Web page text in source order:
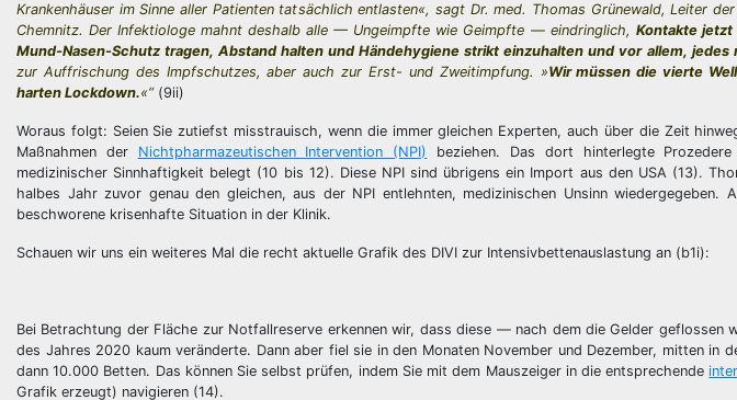
Krankenhäuser im Sinne aller Patienten tatsächlich entlasten«, sagt Dr. med. Thomas Grünewald, Leiter
Chemnitz. Der Infektiologe mahnt deshalb alle — Ungeimpfte wie Geimpfte — eindringlich, Kontakte jetzt
Mund-Nasen-Schutz tragen, Abstand halten und Händehygiene strikt einzuhalten und vor allem,
zur Auffrischung des Impfschutzes, aber auch zur Erst- und Zweitimpfung. »Wir müssen die vierte
harten Lockdown.«“(9ii)
Woraus folgt: Seien Sie zutiefst misstrauisch, wenn die immer gleichen Experten, auch über die Zeit
Maßnahmen der Nichtpharmazeutischen Intervention (NPI) beziehen. Das dort hinterlegte
medizinischer Sinnhaftigkeit belegt (10 bis 12). Diese NPI sind übrigens ein Import aus den USA (13).
halbes Jahr zuvor genau den gleichen, aus der NPI entlehnten, medizinischen Unsinn
beschworene krisenhafte Situation in der Klinik.
Schauen wir uns ein weiteres Mal die recht aktuelle Grafik des DIVI zur Intensivbettenauslastung an (b1i):
Bei Betrachtung der Fläche zur Notfallreserve erkennen wir, dass diese — nach dem die Gelder
des Jahres 2020 kaum veränderte. Dann aber fiel sie in den Monaten November und Dezember, mitten in
dann 10.000 Betten. Das können Sie selbst prüfen, indem Sie mit dem Mauszeiger in die entsprechende
Grafik erzeugt) navigieren (14).